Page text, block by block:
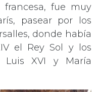
francesa, fue muy
pasear por los
donde había
el Rey Sol y los
Luis XVI y María